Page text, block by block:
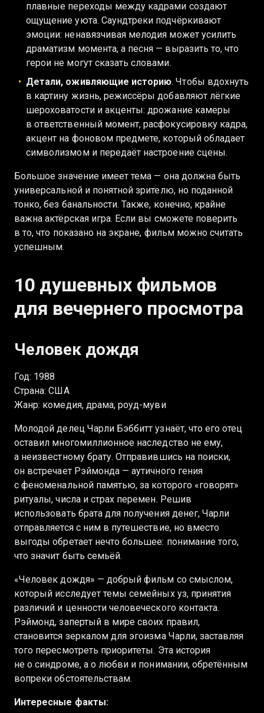
плавные переходы между кадрами создают
ощущение уюта. Саундтреки подчёркивают
эмоции: ненавязчивая мелодия может усилить
драматизм момента, а песня — выразить то, что
герои не могут сказать словами.
Детали, оживляющие историю. Чтобы вдохнуть
в картину жизнь, режиссёры добавляют лёгкие
шероховатости и акценты: дрожание камеры
в ответственный момент, расфокусировку кадра,
акцент на фоновом предмете, который обладает
символизмом и передаёт настроение сцены.
Большое значение имеет тема — она должна быть
универсальной и понятной зрителю, но поданной
тонко, без банальности. Также, конечно, крайне
важна актёрская игра. Если вы сможете поверить
в то, что показано на экране, фильм можно считать
успешным.
10 душевных фильмов
для вечернего просмотра
Человек дождя
Год: 1988
Страна: США
Жанр: комедия, драма, роуд-муви
Молодой делец Чарли Бэббитт узнаёт, что его отец
оставил многомиллионное наследство не ему,
а неизвестному брату. Отправившись на поиски,
он встречает Рэймонда — аутичного гения
с феноменальной памятью, за которого «говорят»
ритуалы, числа и страх перемен. Решив
использовать брата для получения денег, Чарли
отправляется с ним в путешествие, но вместо
выгоды обретает нечто большее: понимание того,
что значит быть семьёй.
«Человек дождя» — добрый фильм со смыслом,
который исследует темы семейных уз, принятия
различий и ценности человеческого контакта.
Рэймонд, запертый в мире своих правил,
становится зеркалом для эгоизма Чарли, заставляя
того пересмотреть приоритеты. Эта история
не о синдроме, а о любви и понимании, обретённым
вопреки обстоятельствам.
Интересные факты: